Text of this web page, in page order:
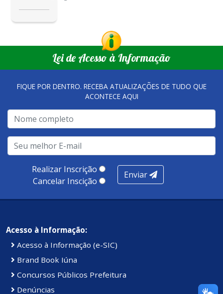
Lei de Acesso à Informação
FIQUE POR DENTRO. RECEBA ATUALIZAÇÕES DE TUDO QUE
ACONTECE AQUI
Realizar Inscrição
Cancelar Inscição
Enviar
Acesso à Informação:
Acesso à Informação (e-SIC)
Brand Book Iúna
Concursos Públicos Prefeitura
Denúncias